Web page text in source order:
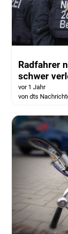
Radfahrer
schwer
vor 1 Jahr
von dts